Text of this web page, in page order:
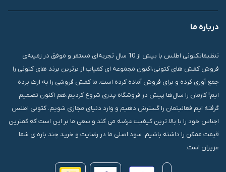
درباره ما
تنظیماتکتونی اطلس با بیش از 10 سال تجربه‌ای مستمر و موفق در زمینه‌ی
فروش کفش های کتونی،اکنون مجموعه ای کمیاب از برترین برند های کتونی را
جمع آوری کرده و برای فروش آماده کرده است. ما کفش فروشی را به ارث برده
ایم! کارمان را سال‌ها پیش در فروشگاه پدری شروع کردیم.هم اکنون تصمیم
گرفته ایم فعالیتمان را گسترش دهیم و وارد دنیای مجازی شویم. کتونی اطلس
اجناس خود را با بالا ترین کیفیت عرضه می کند و سعی ما بر این است که کمترین
قیمت ممکن را داشته باشیم. سود اصلی ما در رضایت و خرید چند باره ی شما
عزیزان است.